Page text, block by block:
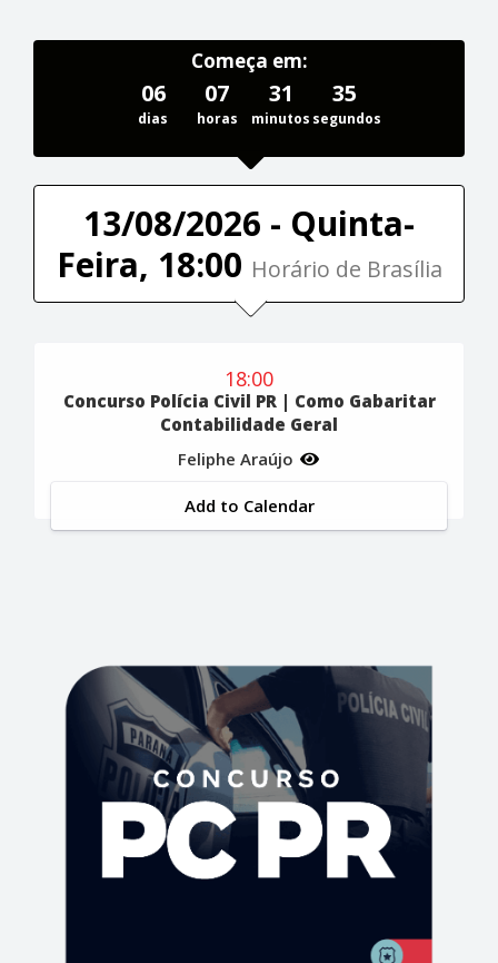
Começa em:
06
dias
07
horas
31
minutos
35
segundos
13/08/2026 - Quinta-
Feira, 18:00 Horário de Brasília
18:00
Concurso Polícia Civil PR | Como Gabaritar
Contabilidade Geral
Feliphe Araújo
Add to Calendar